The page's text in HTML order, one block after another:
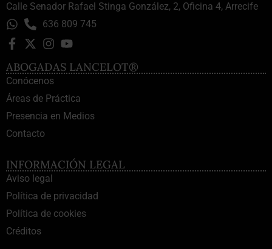
Calle Senador Rafael Stinga González, 2, Oficina 4, Arrecife
636 809 745
ABOGADAS LANCELOT®
Conócenos
Áreas de Práctica
Presencia en Medios
Contacto
INFORMACIÓN LEGAL
Aviso legal
Política de privacidad
Política de cookies
Créditos